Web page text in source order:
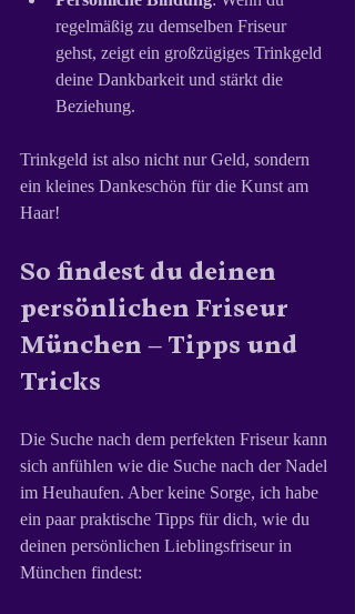
regelmäßig zu demselben Friseur
gehst, zeigt ein großzügiges Trinkgeld
deine Dankbarkeit und stärkt die
Beziehung.
Trinkgeld ist also nicht nur Geld, sondern
ein kleines Dankeschön für die Kunst am
Haar!
So findest du deinen
persönlichen Friseur
München – Tipps und
Tricks
Die Suche nach dem perfekten Friseur kann
sich anfühlen wie die Suche nach der Nadel
im Heuhaufen. Aber keine Sorge, ich habe
ein paar praktische Tipps für dich, wie du
deinen persönlichen Lieblingsfriseur in
München findest: